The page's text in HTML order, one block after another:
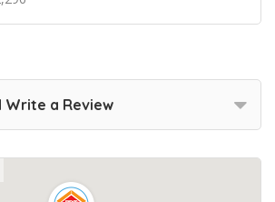
Write a Review